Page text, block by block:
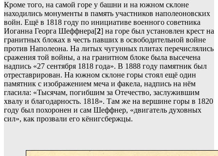
Кроме того, на самой горе у башни и на южном склоне
находились монументы в память участников наполеоновских
войн. Ещё в 1818 году по инициативе военного советника
Иоганна Георга Шеффнера[2] на горе был установлен крест на
гранитных блоках в честь павших в освободительной войне
против Наполеона. На литых чугунных плитах перечислялись
сражения той войны, а на гранитном блоке была высечена
надпись «27 сентября 1818 года». В 1888 году памятник был
отреставрирован. На южном склоне горы стоял ещё один
памятник с изображением меча и факела, надпись на нём
гласила: «Тысячам, погибшим за Отечество, заслужившим
хвалу и благодарность. 1818». Там же на вершине горы в 1820
году был похоронен и сам Шеффнер, «двигатель духовных
сил», как прозвали его кёнигсбержцы.